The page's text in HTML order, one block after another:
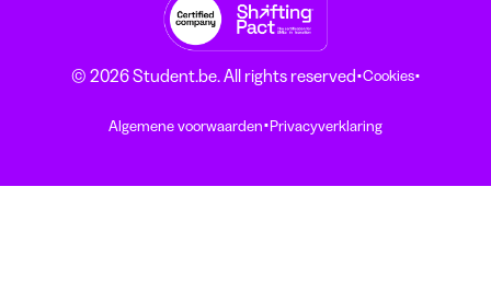
© 2026 Student.be. All rights reserved·Cookies·
Algemene voorwaarden·Privacyverklaring